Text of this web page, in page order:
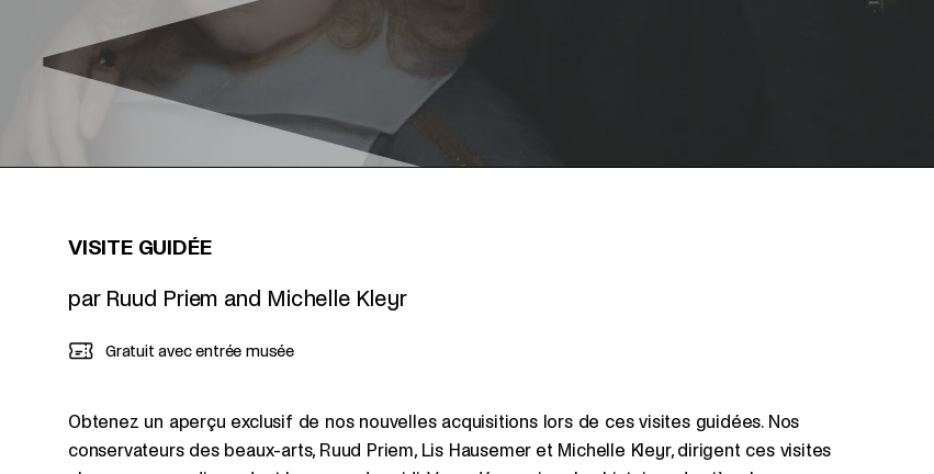
VISITE GUIDÉE
par Ruud Priem and Michelle Kleyr
Gratuit avec entrée musée
Obtenez un aperçu exclusif de nos nouvelles acquisitions lors de ces visites guidées. Nos
conservateurs des beaux-arts, Ruud Priem, Lis Hausemer et Michelle Kleyr, dirigent ces visites